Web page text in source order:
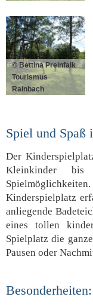
© Bettina Preinfalk
Tourismus
Rainbach
Spiel und Spaß
Der
Kleinkinder
Kinderspielplatz
anliegende
eines tollen
Spielplatz die
Pausen oder
Besonderheiten: